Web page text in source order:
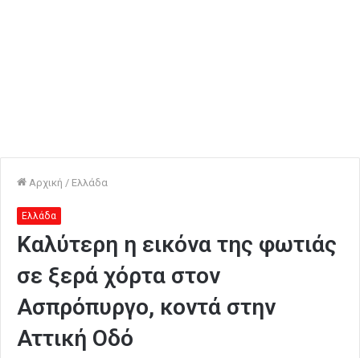
Αρχική / Ελλάδα
Ελλάδα
Καλύτερη η εικόνα της φωτιάς
σε ξερά χόρτα στον
Ασπρόπυργο, κοντά στην
Αττική Οδό